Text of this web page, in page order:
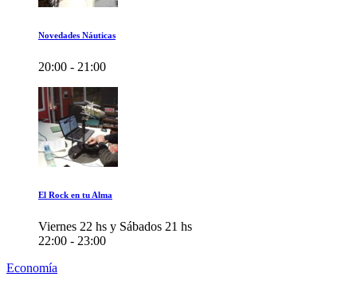
Novedades Náuticas
20:00 - 21:00
El Rock en tu Alma
Viernes 22 hs y Sábados 21 hs
22:00 - 23:00
Economía